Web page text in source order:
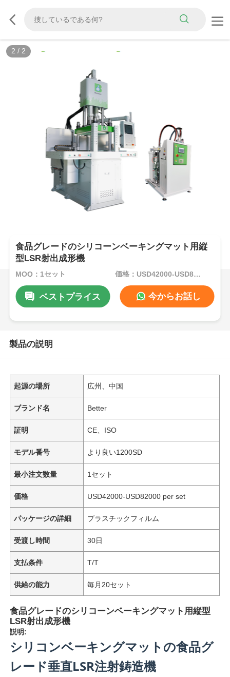
2 / 2
食品グレードのシリコーンベーキングマット用縦
型LSR射出成形機
MOQ：1セット 価格：USD42000-USD82000 per set
ベストプライス 今からお話し
製品の説明
起源の場所 広州、中国
ブランド名 Better
証明 CE、ISO
モデル番号 より良い1200SD
最小注文数量 1セット
価格 USD42000-USD82000 per set
パッケージの詳細 プラスチックフィルム
受渡し時間 30日
支払条件 T/T
供給の能力 毎月20セット
食品グレードのシリコーンベーキングマット用縦型
LSR射出成形機
説明:
シリコンベーキングマットの食品グ
レード垂直LSR注射鋳造機